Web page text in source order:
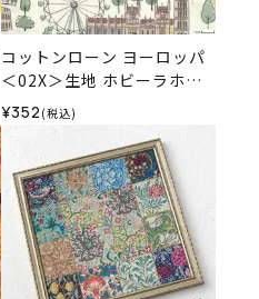
コットンローン ヨーロッパ
＜02X＞生地 ホビーラホビ
ーレデザインコレクション
¥352 (税込)